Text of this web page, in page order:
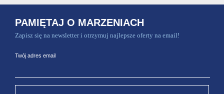
PAMIĘTAJ O MARZENIACH
Zapisz się na newsletter i otrzymuj najlepsze oferty na email!
Twój adres email